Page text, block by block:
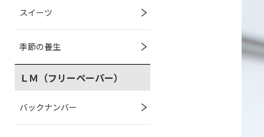
スイーツ
季節の養生
ＬＭ（フリーペーパー）
バックナンバー